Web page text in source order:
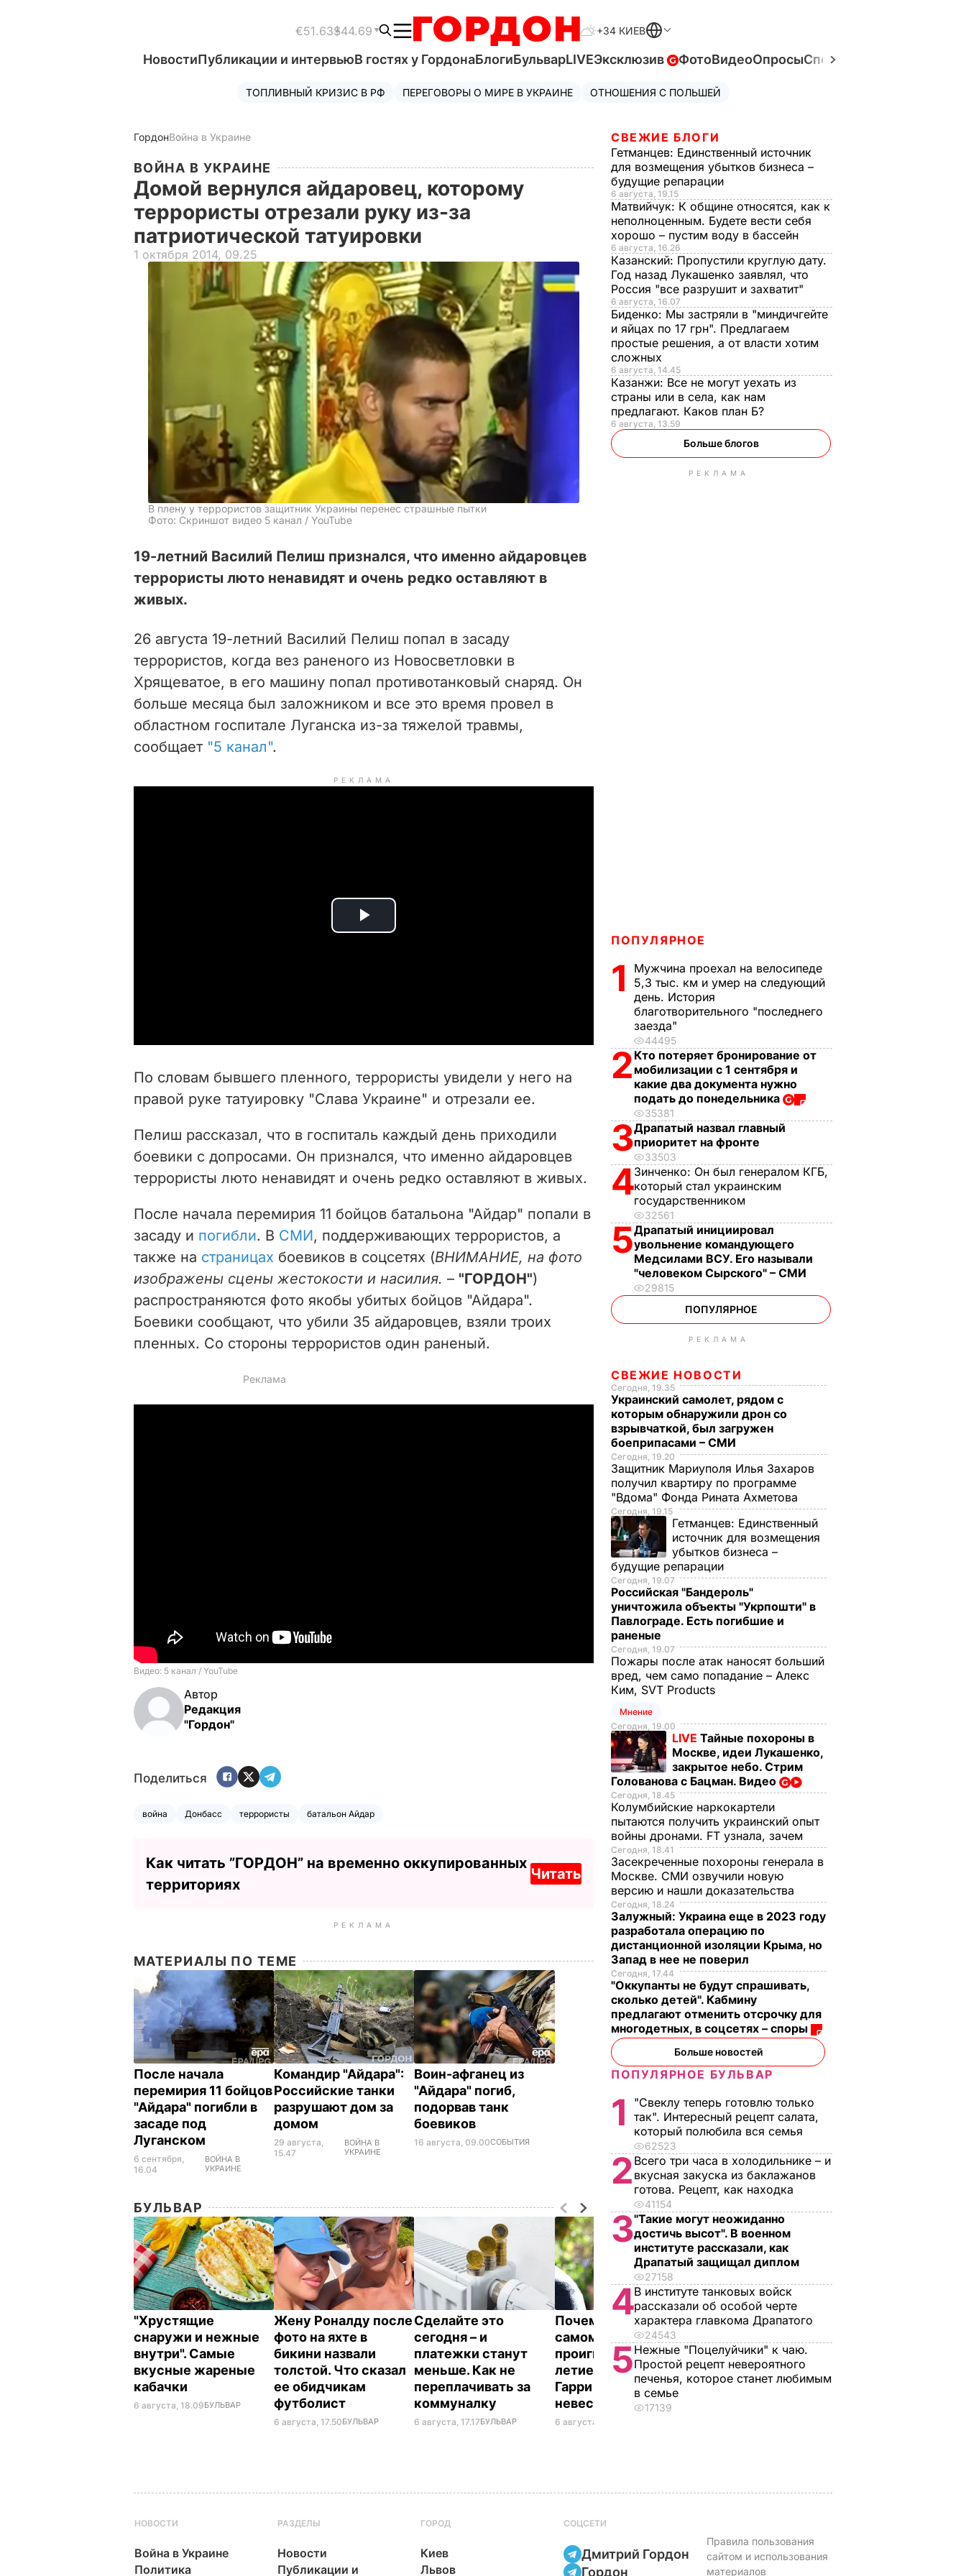
€51.63$44.69 +34 КИЕВ
НовостиПубликации и интервьюВ гостях у ГордонаБлогиБульварLIVEЭксклюзив ФотоВидеоОпросыСпецпроекты
ТОПЛИВНЫЙ КРИЗИС В РФ ПЕРЕГОВОРЫ О МИРЕ В УКРАИНЕ ОТНОШЕНИЯ С ПОЛЬШЕЙ
ГордонВойна в Украине
ВОЙНА В УКРАИНЕ
Домой вернулся айдаровец, которому
террористы отрезали руку из-за
патриотической татуировки
1 октября 2014, 09.25
В плену у террористов защитник Украины перенес страшные пытки
Фото: Скриншот видео 5 канал / YouTube
19-летний Василий Пелиш признался, что именно айдаровцев
террористы люто ненавидят и очень редко оставляют в
живых.
26 августа 19-летний Василий Пелиш попал в засаду
террористов, когда вез раненого из Новосветловки в
Хрящеватое, в его машину попал противотанковый снаряд. Он
больше месяца был заложником и все это время провел в
областном госпитале Луганска из-за тяжелой травмы,
сообщает "5 канал".
РЕКЛАМА
P
i
d
e
o
По словам бывшего пленного, террористы увидели у него на
правой руке татуировку "Слава Украине" и отрезали ее.
Пелиш рассказал, что в госпиталь каждый день приходили
боевики с допросами. Он признался, что именно айдаровцев
террористы люто ненавидят и очень редко оставляют в живых.
После начала перемирия 11 бойцов батальона "Айдар" попали в
засаду и погибли. В СМИ, поддерживающих террористов, а
также на страницах боевиков в соцсетях (ВНИМАНИЕ, на фото
изображены сцены жестокости и насилия. – "ГОРДОН")
распространяются фото якобы убитых бойцов "Айдара".
Боевики сообщают, что убили 35 айдаровцев, взяли троих
пленных. Со стороны террористов один раненый.
Автор
Редакция
"Гордон"
Поделиться
война Донбасс террористы батальон Айдар
Как читать ”ГОРДОН” на временно оккупированных
территориях
Читать
РЕКЛАМА
МАТЕРИАЛЫ ПО ТЕМЕ
После начала
перемирия 11 бойцов
"Айдара" погибли в
засаде под
Луганском
6 сентября,
16.04
ВОЙНА В
УКРАИНЕ
Командир "Айдара":
Российские танки
разрушают дом за
домом
29 августа,
15.47
ВОЙНА В
УКРАИНЕ
Воин-афганец из
"Айдара" погиб,
подорвав танк
боевиков
16 августа, 09.00СОБЫТИЯ
БУЛЬВАР
"Хрустящие
снаружи и нежные
внутри". Самые
вкусные жареные
кабачки
6 августа, 18.09БУЛЬВАР
Жену Роналду после
фото на яхте в
бикини назвали
толстой. Что сказал
ее обидчикам
футболист
6 августа, 17.50БУЛЬВАР
Сделайте это
сегодня – и
платежки станут
меньше. Как не
переплачивать за
коммуналку
6 августа, 17.17БУЛЬВАР
Почему Чарльз III на
самом деле
проигнорировал 45-
летие жены принца
Гарри и не поздравил
невестку
6 августа, 16.28
Галета с
готовится легко, а
получается – как в
ресторане. Рецепт
СВЕЖИЕ БЛОГИ
Гетманцев: Единственный источник
для возмещения убытков бизнеса –
будущие репарации
6 августа, 19.15
Матвийчук: К общине относятся, как к
неполноценным. Будете вести себя
хорошо – пустим воду в бассейн
6 августа, 16.26
Казанский: Пропустили круглую дату.
Год назад Лукашенко заявлял, что
Россия "все разрушит и захватит"
6 августа, 16.07
Биденко: Мы застряли в "миндичгейте
и яйцах по 17 грн". Предлагаем
простые решения, а от власти хотим
сложных
6 августа, 14.45
Казанжи: Все не могут уехать из
страны или в села, как нам
предлагают. Каков план Б?
6 августа, 13.59
Больше блогов
РЕКЛАМА
ПОПУЛЯРНОЕ
1
Мужчина проехал на велосипеде
5,3 тыс. км и умер на следующий
день. История
благотворительного "последнего
заезда"
44495
2 Кто потеряет бронирование от
мобилизации с 1 сентября и
какие два документа нужно
подать до понедельника
35381
3Драпатый назвал главный
приоритет на фронте
33503
4Зинченко: Он был генералом КГБ,
который стал украинским
государственником
32561
5Драпатый инициировал
увольнение командующего
Медсилами ВСУ. Его называли
"человеком Сырского" – СМИ
29815
ПОПУЛЯРНОЕ
РЕКЛАМА
СВЕЖИЕ НОВОСТИ
Сегодня, 19.35
Украинский самолет, рядом с
которым обнаружили дрон со
взрывчаткой, был загружен
боеприпасами – СМИ
Сегодня, 19.20
Защитник Мариуполя Илья Захаров
получил квартиру по программе
"Вдома" Фонда Рината Ахметова
Сегодня, 19.15
Гетманцев: Единственный
источник для возмещения
убытков бизнеса –
будущие репарации
Сегодня, 19.07
Российская "Бандероль"
уничтожила объекты "Укрпошти" в
Павлограде. Есть погибшие и
раненые
Сегодня, 19.07
Пожары после атак наносят больший
вред, чем само попадание – Алекс
Ким, SVT Products
Мнение
Сегодня, 19.00
LIVE Тайные похороны в
Москве, идеи Лукашенко,
закрытое небо. Стрим
Голованова с Бацман. Видео
Сегодня, 18.45
Колумбийские наркокартели
пытаются получить украинский опыт
войны дронами. FT узнала, зачем
Сегодня, 18.41
Засекреченные похороны генерала в
Москве. СМИ озвучили новую
версию и нашли доказательства
Сегодня, 18.24
Залужный: Украина еще в 2023 году
разработала операцию по
дистанционной изоляции Крыма, но
Запад в нее не поверил
Сегодня, 17.44
"Оккупанты не будут спрашивать,
сколько детей". Кабмину
предлагают отменить отсрочку для
многодетных, в соцсетях – споры
Больше новостей
ПОПУЛЯРНОЕ БУЛЬВАР
1
"Свеклу теперь готовлю только
так". Интересный рецепт салата,
который полюбила вся семья
62523
2 Всего три часа в холодильнике – и
вкусная закуска из баклажанов
готова. Рецепт, как находка
41154
3"Такие могут неожиданно
достичь высот". В военном
институте рассказали, как
Драпатый защищал диплом
27158
4В институте танковых войск
рассказали об особой черте
характера главкома Драпатого
24543
5Нежные "Поцелуйчики" к чаю.
Простой рецепт невероятного
печенья, которое станет любимым
в семье
17139
НОВОСТИ
Война в Украине
Политика
РАЗДЕЛЫ
Новости
Публикации и
ГОРОД
Киев
Львов
СОЦСЕТИ
Дмитрий Гордон
Гордон
Правила пользования
сайтом и использования
материалов